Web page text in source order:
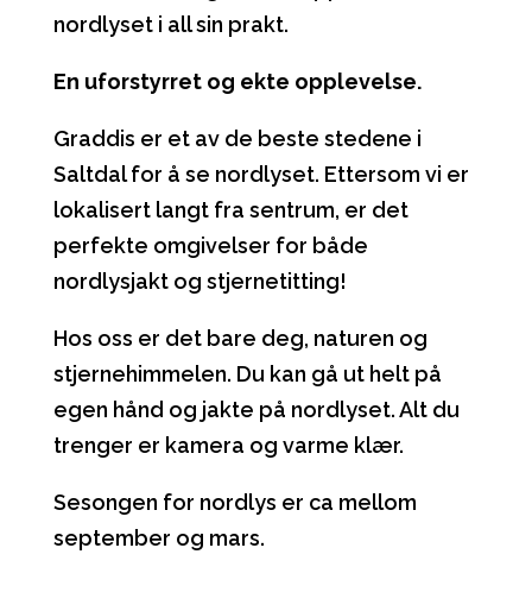
nordlyset i all sin prakt.
En uforstyrret og ekte opplevelse.
Graddis er et av de beste stedene i
Saltdal for å se nordlyset. Ettersom vi er
lokalisert langt fra sentrum, er det
perfekte omgivelser for både
nordlysjakt og stjernetitting!
Hos oss er det bare deg, naturen og
stjernehimmelen. Du kan gå ut helt på
egen hånd og jakte på nordlyset. Alt du
trenger er kamera og varme klær.
Sesongen for nordlys er ca mellom
september og mars.